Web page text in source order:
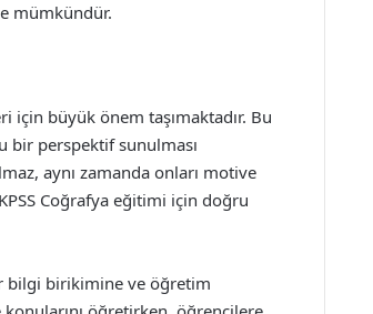
mümkündür.
için büyük önem taşımaktadır. Bu
bir perspektif sunulması
aynı zamanda onları motive
Coğrafya eğitimi için doğru
bilgi birikimine ve öğretim